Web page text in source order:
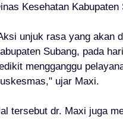
Kesehatan
unjuk rasa yang akan
Subang, pada
mengganggu
ujar Maxi.
tersebut dr. Maxi juga